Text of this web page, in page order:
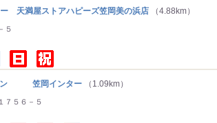
天満屋ストアハピーズ笠岡美の浜店 （4.88km）
５
ン 笠岡インター （1.09km）
７５６－５